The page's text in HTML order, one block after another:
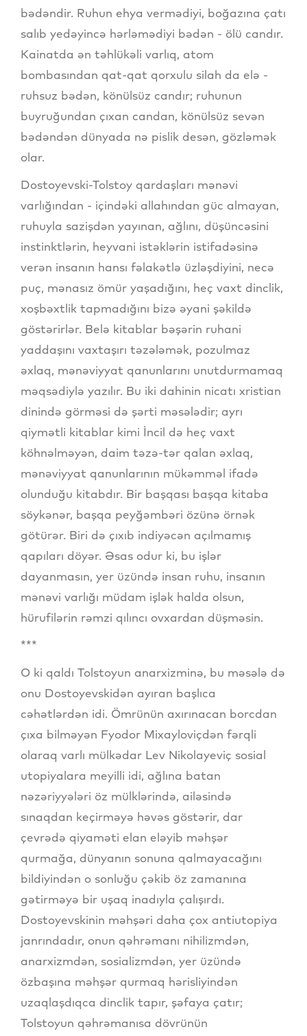
bədəndir. Ruhun ehya vermədiyi, boğazına çatı
salıb yedəyincə hərləmədiyi bədən - ölü candır.
Kainatda ən təhlükəli varlıq, atom
bombasından qat-qat qorxulu silah da elə -
ruhsuz bədən, könülsüz candır; ruhunun
buyruğundan çıxan candan, könülsüz sevən
bədəndən dünyada nə pislik desən, gözləmək
olar.
Dostoyevski-Tolstoy qardaşları mənəvi
varlığından - içindəki allahından güc almayan,
ruhuyla sazişdən yayınan, ağlını, düşüncəsini
instinktlərin, heyvani istəklərin istifadəsinə
verən insanın hansı fəlakətlə üzləşdiyini, necə
puç, mənasız ömür yaşadığını, heç vaxt dinclik,
xoşbəxtlik tapmadığını bizə əyani şəkildə
göstərirlər. Belə kitablar bəşərin ruhani
yaddaşını vaxtaşırı təzələmək, pozulmaz
əxlaq, mənəviyyat qanunlarını unutdurmamaq
məqsədiylə yazılır. Bu iki dahinin nicatı xristian
dinində görməsi də şərti məsələdir; ayrı
qiymətli kitablar kimi İncil də heç vaxt
köhnəlməyən, daim təzə-tər qalan əxlaq,
mənəviyyat qanunlarının mükəmməl ifadə
olunduğu kitabdır. Bir başqası başqa kitaba
söykənər, başqa peyğəmbəri özünə örnək
götürər. Biri də çıxıb indiyəcən açılmamış
qapıları döyər. Əsas odur ki, bu işlər
dayanmasın, yer üzündə insan ruhu, insanın
mənəvi varlığı müdam işlək halda olsun,
hürufilərin rəmzi qılıncı ovxardan düşməsin.
***
O ki qaldı Tolstoyun anarxizminə, bu məsələ də
onu Dostoyevskidən ayıran başlıca
cəhətlərdən idi. Ömrünün axırınacan borcdan
çıxa bilməyən Fyodor Mixayloviçdən fərqli
olaraq varlı mülkədar Lev Nikolayeviç sosial
utopiyalara meyilli idi, ağlına batan
nəzəriyyələri öz mülklərində, ailəsində
sınaqdan keçirməyə həvəs göstərir, dar
çevrədə qiyaməti elan eləyib məhşər
qurmağa, dünyanın sonuna qalmayacağını
bildiyindən o sonluğu çəkib öz zamanına
gətirməyə bir uşaq inadıyla çalışırdı.
Dostoyevskinin məhşəri daha çox antiutopiya
janrındadır, onun qəhrəmanı nihilizmdən,
anarxizmdən, sosializmdən, yer üzündə
özbaşına məhşər qurmaq hərisliyindən
uzaqlaşdıqca dinclik tapır, şəfaya çatır;
Tolstoyun qəhrəmanısa dövrünün